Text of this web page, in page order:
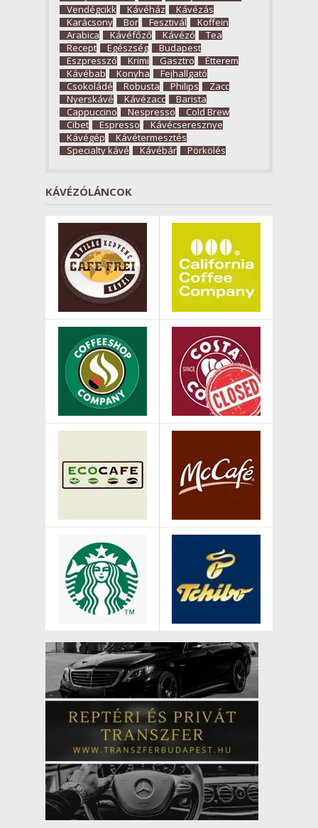
Vendégcikk
Kávéház
Kávézás
Karácsony
Bor Fesztivál
Koffein
Arabica
Kávéfőző Kávézó
Tea
Recept
Egészség
Budapest
Eszpresszó
Krimi Gasztro
Étterem
Kávébab
Konyha
Fejhallgató
Csokoládé
Robusta Philips
Zacc
Nyerskávé
Kávézacc
Barista
Cappuccino
Nespresso
Cold Brew
Cibet
Espresso
Kávécseresznye
Kávégép
Kávétermesztés
Specialty kávé
Kávébár Pörkölés
KÁVÉZÓLÁNCOK